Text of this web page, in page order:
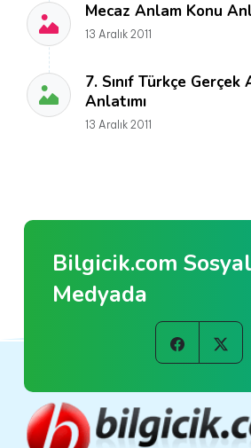
Mecaz Anlam Konu
13 Aralık 2011
7. Sınıf Türkçe Gerçek
Anlatımı
13 Aralık 2011
Bilgicik.com Sosyal
Medyada